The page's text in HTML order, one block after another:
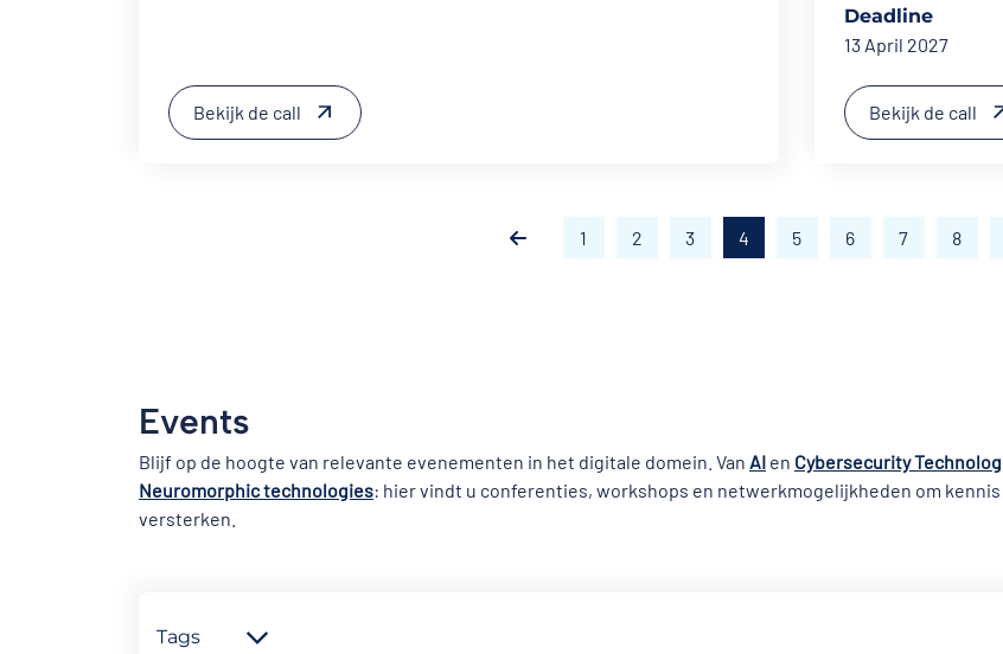
Bekijk de call
Deadline
13 April 2027
Bekijk de call
1 2 3 4 5 6 7 8
Events
Blijf op de hoogte van relevante evenementen in het digitale domein. Van AI en Cybersecurity
Neuromorphic technologies: hier vindt u conferenties, workshops en netwerkmogelijkheden om
versterken.
Tags